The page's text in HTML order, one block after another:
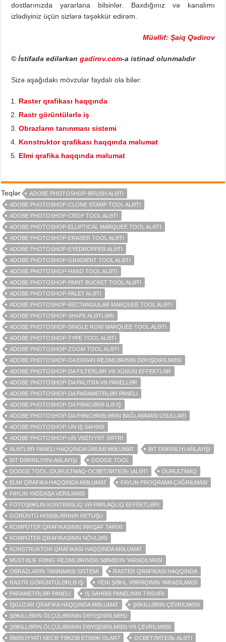
dostlarınızda yararlana bilsinlər. Baxdığınız və kanalımı
izlədiyiniz üçün sizlərə təşəkkür edirəm.
Müəllif: Şaiq Qədirov
© İstifadə edilərkəngadirov.com-a istinad olunmalıdır
Sizə aşağıdakı mövzular faydalı ola bilər:
Raster qrafikası haqqında
Rastr görüntülərlə iş
Obrazların tanınması sistemi
Konstruktor qrafikası haqqında məlumat
Elmi qrafika haqqında məlumat
Teqlər
ADOBE PHOTOSHOP-BRUSH ALƏTI
ADOBE PHOTOSHOP-CLONE STAMP TOOL ALƏTI
ADOBE PHOTOSHOP-CROP TOOL ALƏTI
ADOBE PHOTOSHOP-ELLIPTICAL MARQUEE TOOL ALƏTI
ADOBE PHOTOSHOP-ERASER TOOL ALƏTI
ADOBE PHOTOSHOP-EYEDROPPER ALƏTI
ADOBE PHOTOSHOP-GRADIENT TOOL ALƏTI
ADOBE PHOTOSHOP-HAND TOOL ALƏTI
ADOBE PHOTOSHOP-PAINT BUCKET TOOL ALƏTI
ADOBE PHOTOSHOP-PALET ALƏTI
ADOBE PHOTOSHOP-RECTANGULAR MARQUEE TOOL ALƏTI
ADOBE PHOTOSHOP-SHAPE ALƏTLƏRI
ADOBE PHOTOSHOP-SINGLE ROW MARQUEE TOOL ALƏTI
ADOBE PHOTOSHOP-TYPE TOOL ALƏTI
ADOBE PHOTOSHOP-ZOOM TOOL ALƏTI
ADOBE PHOTOSHOP-DA EKRAN REJIMLƏRININ DƏYIŞDIRILMƏSI
ADOBE PHOTOSHOP-DA FILTERLƏR VƏ XÜSUSI EFFEKTLƏR
ADOBE PHOTOSHOP-DA PALITRA VƏ PANELLƏR
ADOBE PHOTOSHOP-DA PARAMETRLƏR PANELI
ADOBE PHOTOSHOP-DA PƏNCƏRƏ ILƏ IŞ
ADOBE PHOTOSHOP-DA PƏNCƏRƏLƏRIN BAĞLANMASI ÜSULLARI
ADOBE PHOTOSHOP-UN IŞ SAHƏSI
ADOBE PHOTOSHOP-UN VƏZIYYƏT SƏTRI
ALƏTLƏR PANELI HAQQINDA ÜMUMI MƏLUMAT
BIT DƏRINLIYI ANLAYIŞI
BIT DƏRINLIYINI ANLAYIŞI
DODGE TOOL
DODGE TOOL (DURULTMAQ-ОСВЕТЛИТЕЛЬ )ALƏTI
DURULTMAQ
ELMI QRAFIKA HAQQINDA MƏLUMAT
FAYLIN PROQRAMA ÇAĞRILMASI
FAYLIN YADDAŞA VERILMƏSI
FOTOŞƏKLIN KONTRASLIQ VƏ PARLAQLIQ EFFEKTLƏRI
GÖRÜNTÜ HISSƏLƏRININ RETUŞU
KOMPÜTER QRAFIKASININ INKIŞAF TARIXI
KOMPÜTER QRAFIKASININ NÖVLƏRI
KONSTRUKTOR QRAFIKASI HAQQINDA MƏLUMAT
MÜXTƏLIF RƏNG REJIMLƏRINDƏ SƏNƏDIN YARADILMASI
OBRAZLARIN TANINMASI SISTEMI
RASTER QRAFIKASI HAQQINDA
RASTR GÖRÜNTÜLƏRLƏ IŞ
YENI ŞƏKIL VƏRƏQININ YARADILMASI
PARAMETRLƏR PANELI
İŞ SAHƏSI PANELININ TƏSVIRI
İŞGÜZAR QRAFIKA HAQQINDA MƏLUMAT
ŞƏKILLƏRIN ÇEVRILMƏSI
ŞƏKILLƏRIN ÖLÇÜLƏRININ DƏYIŞDIRILMƏSI
ŞƏKILLƏRIN ÖLÇÜLƏRININ DƏYIŞDIRILMƏSI VƏ ÇEVRILMƏSI
ƏMƏLIYYATI NECƏ TƏKZIB ETMƏK OLAR?
ОСВЕТЛИТЕЛЬ ALƏTI